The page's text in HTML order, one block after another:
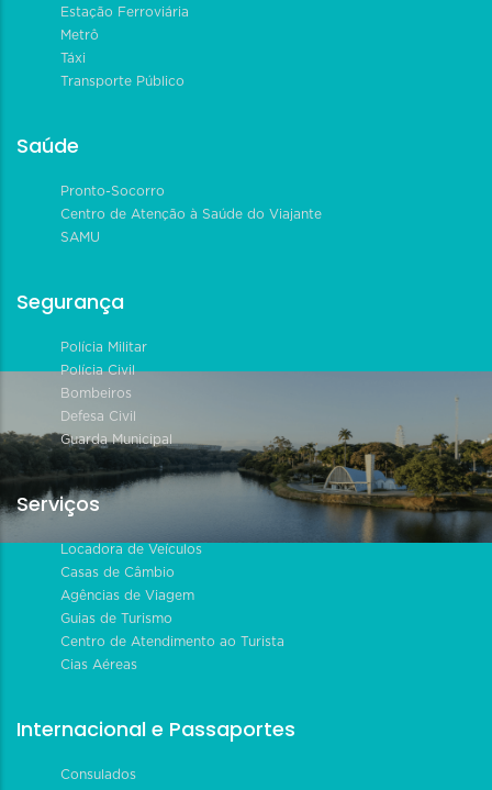
Estação Ferroviária
Metrô
Táxi
Transporte Público
Saúde
Pronto-Socorro
Centro de Atenção à Saúde do Viajante
SAMU
Segurança
Polícia Militar
Polícia Civil
Bombeiros
Defesa Civil
Guarda Municipal
Serviços
Locadora de Veículos
Casas de Câmbio
Agências de Viagem
Guias de Turismo
Centro de Atendimento ao Turista
Cias Aéreas
Internacional e Passaportes
Consulados